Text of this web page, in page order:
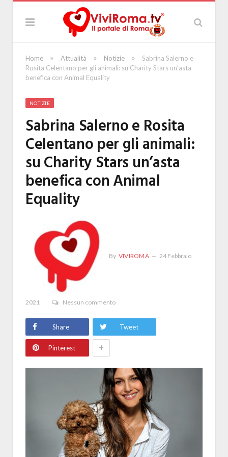
Home » Attualità » Notizie »
Sabrina Salerno e
Rosita Celentano per gli animali: su Charity Stars un’asta
benefica con Animal Equality
NOTIZIE
Sabrina Salerno e Rosita
Celentano per gli animali:
su Charity Stars un’asta
benefica con Animal
Equality
By VIVIROMA 24 Febbraio
2021 Nessun commento
Share Tweet
Pinterest +